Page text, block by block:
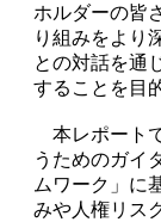
ホルダーの皆
り組みをより
との対話を通
することを目
本レポート
うためのガイ
ムワーク」に
みや人権リス